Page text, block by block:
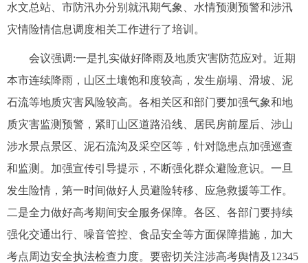
水文总站、市防汛办分别就汛期气象、水情预测预警和涉汛
灾情险情信息调度相关工作进行了培训。
会议强调:一是扎实做好降雨及地质灾害防范应对。近期
本市连续降雨，山区土壤饱和度较高，发生崩塌、滑坡、泥
石流等地质灾害风险较高。各相关区和部门要加强气象和地
质灾害监测预警，紧盯山区道路沿线、居民房前屋后、涉山
涉水景点景区、泥石流沟及采空区等，针对隐患点加强巡查
和监测。加强宣传引导提示，不断强化群众避险意识。一旦
发生险情，第一时间做好人员避险转移、应急救援等工作。
二是全力做好高考期间安全服务保障。各区、各部门要持续
强化交通出行、噪音管控、食品安全等方面保障措施，加大
考点周边安全执法检查力度。要密切关注涉高考舆情及12345